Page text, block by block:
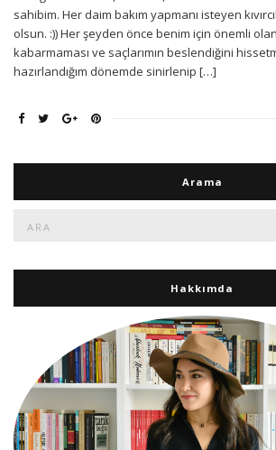
sahibim. Her daim bakım yapmanı isteyen
olsun. :)) Her şeyden önce benim için önemli olan
kabarmaması ve saçlarımın beslendiğini
hazırlandığım dönemde sinirlenip […]
Arama
Hakkımda